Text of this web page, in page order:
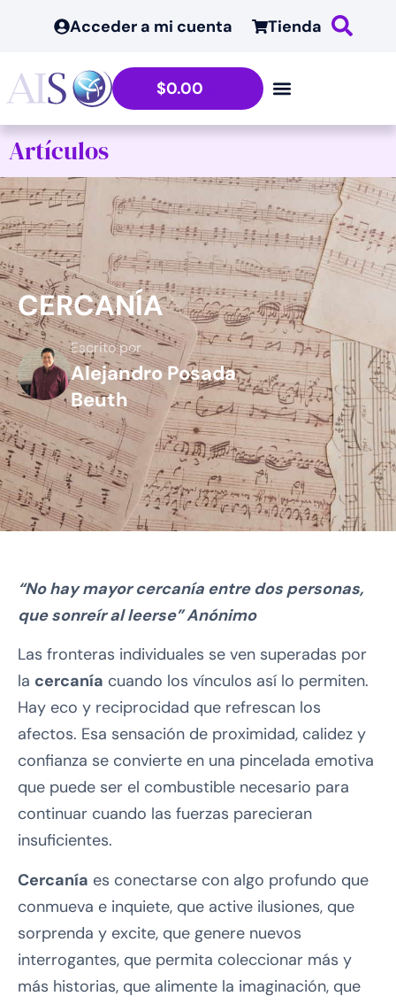
Acceder a mi cuenta Tienda
$0.00
Artículos
CERCANÍA
Escrito por
Alejandro Posada
Beuth
“No hay mayor cercanía entre dos personas,
que sonreír al leerse” Anónimo
Las fronteras individuales se ven superadas por
la cercanía cuando los vínculos así lo permiten.
Hay eco y reciprocidad que refrescan los
afectos. Esa sensación de proximidad, calidez y
confianza se convierte en una pincelada emotiva
que puede ser el combustible necesario para
continuar cuando las fuerzas parecieran
insuficientes.
Cercanía es conectarse con algo profundo que
conmueva e inquiete, que active ilusiones, que
sorprenda y excite, que genere nuevos
interrogantes, que permita coleccionar más y
más historias, que alimente la imaginación, que